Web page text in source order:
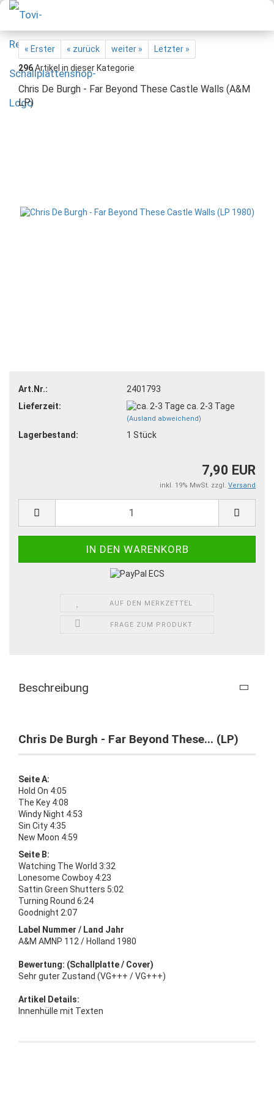
« Erster « zurück weiter »
Letzter »
296Artikel in dieser Kategorie
Chris De Burgh - Far Beyond These Castle Walls (A&M
LP)
Art.Nr.:
2401793
Lieferzeit:
ca. 2-3 Tage
(Ausland abweichend)
Lagerbestand: 1 Stück
7,90 EUR
inkl. 19% MwSt. zzgl. Versand
AUF DEN MERKZETTEL
FRAGE ZUM PRODUKT
Beschreibung
Chris De Burgh - Far Beyond These... (LP)
Seite A:
Hold On 4:05
The Key 4:08
Windy Night 4:53
Sin City 4:35
New Moon 4:59
Seite B:
Watching The World 3:32
Lonesome Cowboy 4:23
Sattin Green Shutters 5:02
Turning Round 6:24
Goodnight 2:07
Label Nummer / Land Jahr
A&M AMNP 112 / Holland 1980
Bewertung: (Schallplatte / Cover)
Sehr guter Zustand (VG+++ / VG+++)
Artikel Details:
Innenhülle mit Texten